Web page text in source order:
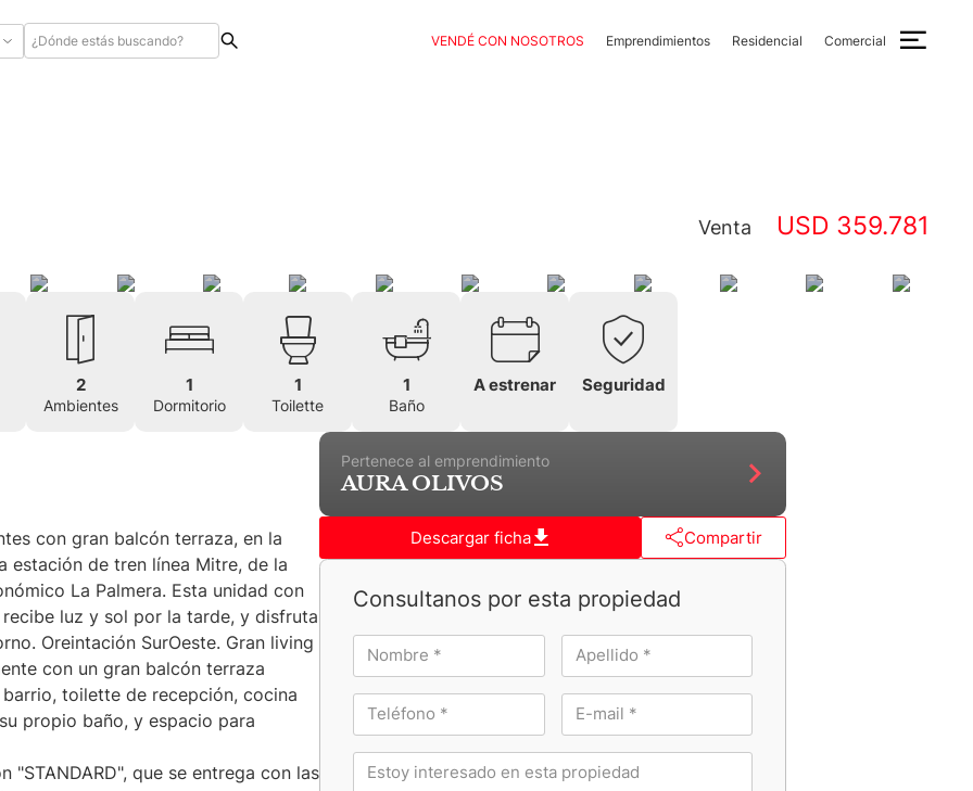
VENDÉ CON NOSOTROS Emprendimientos Residencial Comercial
Venta USD 359.781
2
Ambientes
1
Dormitorio
1
Toilette
1
Baño
A estrenar Seguridad
con gran balcón terraza, en la
estación de tren línea Mitre, de la
La Palmera. Esta unidad con
luz y sol por la tarde, y disfruta
Oreintación SurOeste. Gran living
con un gran balcón terraza
toilette de recepción, cocina
propio baño, y espacio para
"STANDARD", que se entrega con las
Pertenece al emprendimiento
AURA OLIVOS
Descargar ficha Compartir
Consultanos por esta propiedad